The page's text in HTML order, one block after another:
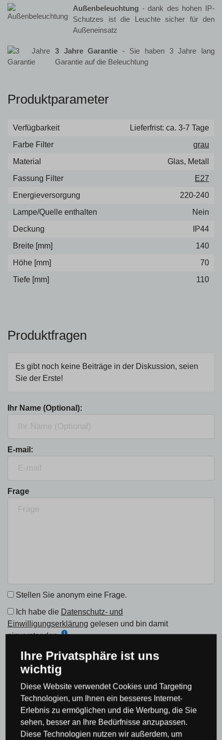
Außenbeleuchtung - dank des hohen IP-
Schutzes ist die Leuchte sicher für den
Außeneinsatz
3 Jahre Garantie - Sie haben 3 Jahre lang
Garantie auf die Beleuchtung
Produktparameter
Verfügbarkeit
Lieferfrist: ca. 3-7 Tage
Farbe Filter
grau
Material
Glas, Metall
Fassung Filter
E27
Energieversorgung
220-240
Lampe/Quelle enthalten
Nein
Deckung
IP44
Breite [mm]
140
Höhe [mm]
70
Tiefe [mm]
110
Produktfragen
Es gibt noch keine Beiträge in der Diskussion, seien
Sie der Erste!
Ihr Name (Optional):
E-mail:
Frage
Stellen Sie anonym eine Frage.
Ich habe die Datenschutz- und
Einwilligungserklärung gelesen und bin damit
einverstanden.
SENDEN SIE EINE FRAGE
Produktbewertung
Ihre Privatsphäre ist uns
wichtig
Diese Website verwendet Cookies und Targeting
Technologien, um Ihnen ein besseres Internet-
Erlebnis zu ermöglichen und die Werbung, die Sie
sehen, besser an Ihre Bedürfnisse anzupassen.
Diese Technologien nutzen wir außerdem, um